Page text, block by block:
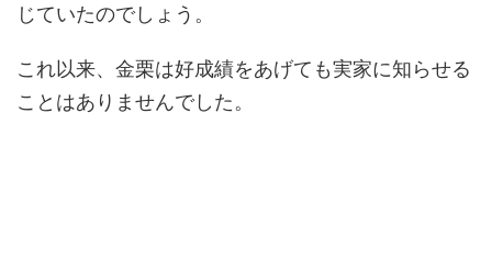
じていたのでしょう。
これ以来、金栗は好成績をあげても実家に知らせる
ことはありませんでした。